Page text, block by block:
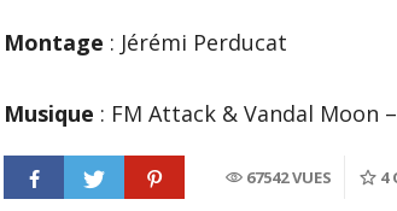
Montage : Jérémi Perducat
Musique : FM Attack & Vandal Moon
67542 VUES 4